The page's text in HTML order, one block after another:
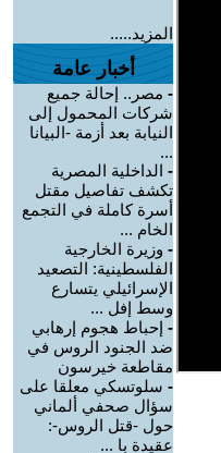
المزيد.....
أخبار عامة
- مصر.. إحالة جميع
شركات المحمول إلى
النيابة بعد أزمة -البيانا
...
- الداخلية المصرية
تكشف تفاصيل مقتل
أسرة كاملة في التجمع
الخام ...
- وزيرة الخارجية
الفلسطينية: التصعيد
الإسرائيلي يتسارع
وسط إفل ...
- إحباط هجوم إرهابي
ضد الجنود الروس في
مقاطعة خيرسون
- سلوتسكي معلقا على
سؤال صحفي ألماني
حول -قتل الروس-:
عقيدة با ...